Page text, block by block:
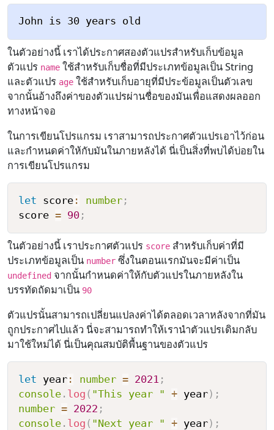
ในตัวอย่างนี้ เราได้ประกาศสองตัวแปรสำหรับเก็บข้อมูล
ตัวแปร name ใช้สำหรับเก็บชื่อที่มีประเภทข้อมูลเป็น String
และตัวแปร age ใช้สำหรับเก็บอายุที่มีประข้อมูลเป็นตัวเลข
จากนั้นอ้างถึงค่าของตัวแปรผ่านชื่อของมันเพื่อแสดงผลออก
ทางหน้าจอ
ในการเขียนโปรแกรม เราสามารถประกาศตัวแปรเอาไว้ก่อน
และกำหนดค่าให้กับมันในภายหลังได้ นี่เป็นสิ่งที่พบได้บ่อยใน
การเขียนโปรแกรม
let score: number;
score = 90;
ในตัวอย่างนี้ เราประกาศตัวแปร score สำหรับเก็บค่าที่มี
ประเภทข้อมูลเป็น number ซึ่งในตอนแรกมันจะมีค่าเป็น
undefined จากนั้นกำหนดค่าให้กับตัวแปรในภายหลังใน
บรรทัดถัดมาเป็น 90
ตัวแปรนั้นสามารถเปลี่ยนแปลงค่าได้ตลอดเวลาหลังจากที่มัน
ถูกประกาศไปแล้ว นี่จะสามารถทำให้เรานำตัวแปรเดิมกลับ
มาใช้ใหม่ได้ นี่เป็นคุณสมบัติพื้นฐานของตัวแปร
let year: number = 2021 ;
console. log ( "This year " + year) ;
number = 2022 ;
console. log ( "Next year " + year) ;